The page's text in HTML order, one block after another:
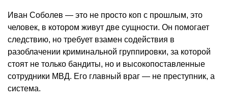
Иван Соболев — это не просто коп с прошлым, это
человек, в котором живут две сущности. Он помогает
следствию, но требует взамен содействия в
разоблачении криминальной группировки, за которой
стоят не только бандиты, но и высокопоставленные
сотрудники МВД. Его главный враг — не преступник, а
система.